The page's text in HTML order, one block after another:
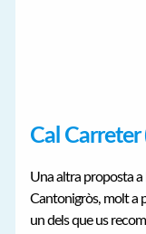
Cal
Una altra proposta a
Cantonigròs, molt a
un dels que us